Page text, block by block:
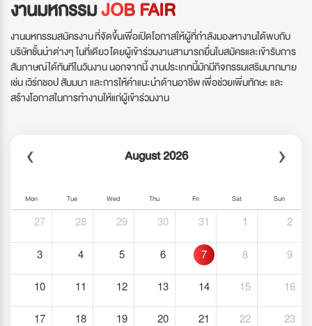
งานมหกรรมJOB FAIR
งานมหกรรมสมัครงาน ที่จัดขึ้นเพื่อเปิดโอกาสให้ผู้ที่กำลังมองหางานได้พบกับ
บริษัทชั้นนำต่างๆ ในที่เดียว โดยผู้เข้าร่วมงานสามารถยื่นใบสมัครและเข้ารับการ
สัมภาษณ์ได้ทันทีในวันงาน นอกจากนี้ งานประเภทนี้มักมีกิจกรรมเสริมมากมาย
เช่น เวิร์กชอป สัมมนา และการให้คำแนะนำด้านอาชีพ เพื่อช่วยเพิ่มทักษะ และ
สร้างโอกาสในการทำงานให้แก่ผู้เข้าร่วมงาน
‹ August 2026 ›
Mon Tue Wed Thu Fri Sat Sun
27 28 29 30 31 1 2
3 4 5 6 7 8 9
10 11 12 13 14 15 16
17 18 19 20 21 22 23